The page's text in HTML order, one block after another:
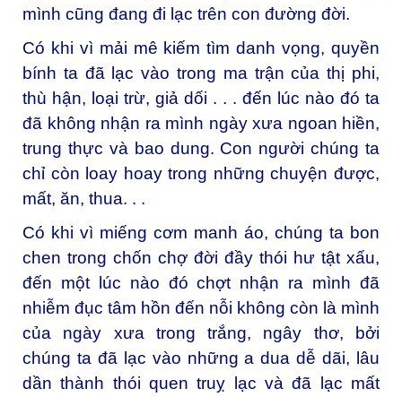
mình cũng đang đi lạc trên con đường đời.
Có khi vì mải mê kiếm tìm danh vọng, quyền
bính ta đã lạc vào trong ma trận của thị phi,
thù hận, loại trừ, giả dối . . . đến lúc nào đó ta
đã không nhận ra mình ngày xưa ngoan hiền,
trung thực và bao dung. Con người chúng ta
chỉ còn loay hoay trong những chuyện được,
mất, ăn, thua. . .
Có khi vì miếng cơm manh áo, chúng ta bon
chen trong chốn chợ đời đầy thói hư tật xấu,
đến một lúc nào đó chợt nhận ra mình đã
nhiễm đục tâm hồn đến nỗi không còn là mình
của ngày xưa trong trắng, ngây thơ, bởi
chúng ta đã lạc vào những a dua dễ dãi, lâu
dần thành thói quen truỵ lạc và đã lạc mất